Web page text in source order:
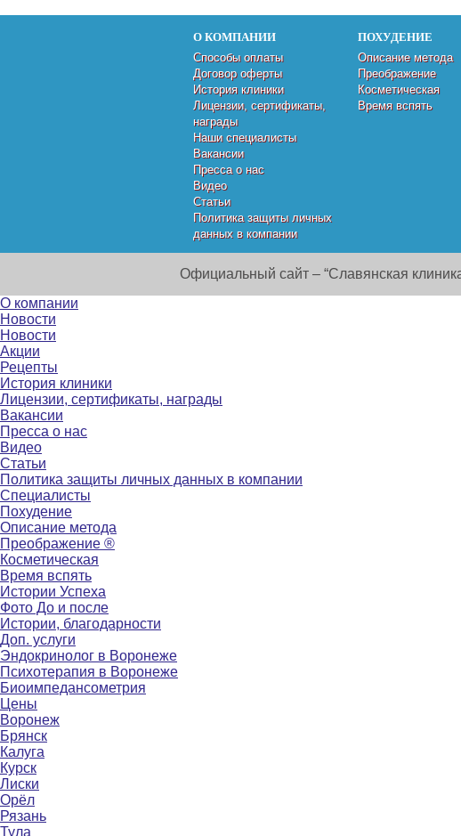
О КОМПАНИИ
Способы оплаты
Договор оферты
История клиники
Лицензии, сертификаты,
награды
Наши специалисты
Вакансии
Пресса о нас
Видео
Статьи
Политика защиты личных
данных в компании
ПОХУДЕНИЕ
Описание метода
Преображение
Косметическая
Время вспять
Официальный сайт – “Славянская
О компании
Новости
Новости
Акции
Рецепты
История клиники
Лицензии, сертификаты, награды
Вакансии
Пресса о нас
Видео
Статьи
Политика защиты личных данных в компании
Специалисты
Похудение
Описание метода
Преображение ®
Косметическая
Время вспять
Истории Успеха
Фото До и после
Истории, благодарности
Доп. услуги
Эндокринолог в Воронеже
Психотерапия в Воронеже
Биоимпедансометрия
Цены
Воронеж
Брянск
Калуга
Курск
Лиски
Орёл
Рязань
Тула